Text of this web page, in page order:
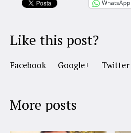
WhatsApp
Like this post?
Facebook Google+ Twitter
More posts